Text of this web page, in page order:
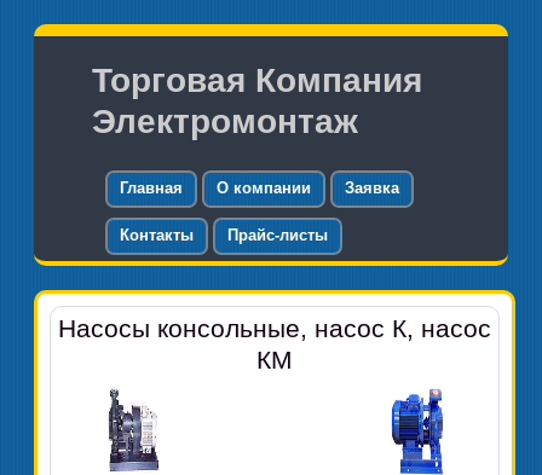
Торговая Компания
Электромонтаж
Главная О компании Заявка
Контакты Прайс-листы
Насосы консольные, насос К, насос
КМ